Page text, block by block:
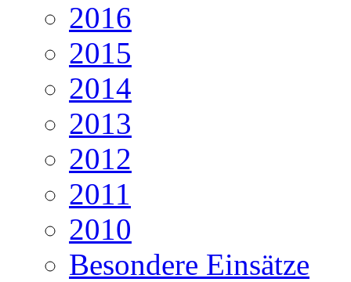
2016
2015
2014
2013
2012
2011
2010
Besondere Einsätze